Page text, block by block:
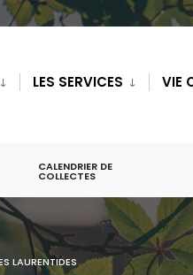
LES SERVICES VIE
CALENDRIER DE
COLLECTES
LAURENTIDES